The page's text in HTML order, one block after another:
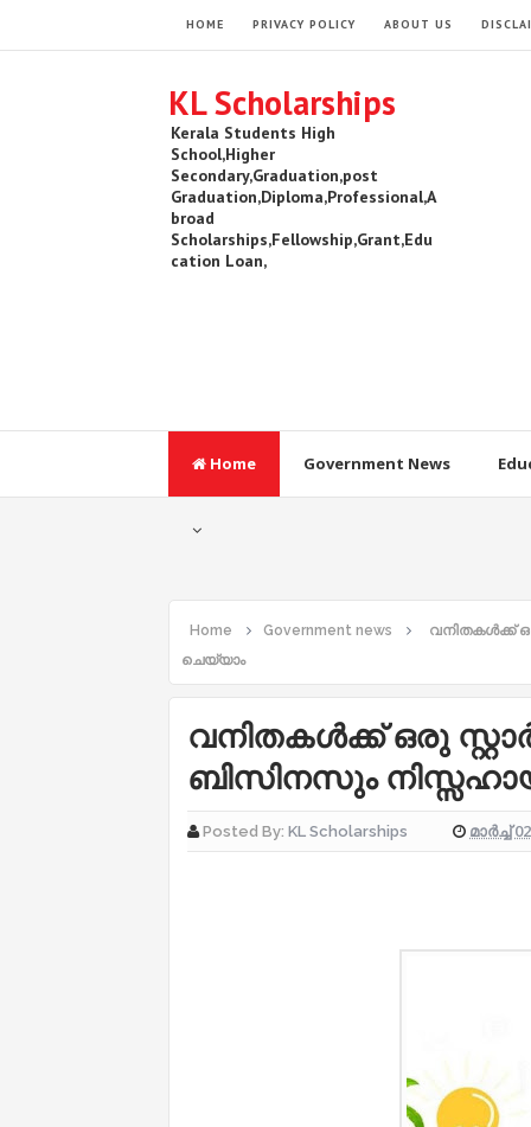
HOME PRIVACY POLICY ABOUT US
KL Scholarships
Kerala Students High
School,Higher
Secondary,Graduation,post
Graduation,Diploma,Professional,A
broad
Scholarships,Fellowship,Grant,Edu
cation Loan,
Home Government News
Home Government news
വനിതകൾക്ക്
ചെയ്യാം
വനിതകൾക്ക് ഒരു
ബിസിനസും
Posted By: KL Scholarships മാർച്ച്